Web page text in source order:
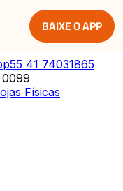
BAIXE O APP
55 41 74031865
Físicas